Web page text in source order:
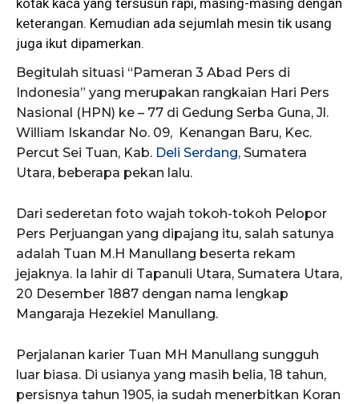
kotak kaca yang tersusun rapi, masing-masing dengan
keterangan. Kemudian ada sejumlah mesin tik usang
juga ikut dipamerkan.
Begitulah situasi “Pameran 3 Abad Pers di
Indonesia” yang merupakan rangkaian Hari Pers
Nasional (HPN) ke – 77 di Gedung Serba Guna, Jl.
William Iskandar No. 09, Kenangan Baru, Kec.
Percut Sei Tuan, Kab. Deli Serdang, Sumatera
Utara, beberapa pekan lalu.
Dari sederetan foto wajah tokoh-tokoh Pelopor
Pers Perjuangan yang dipajang itu, salah satunya
adalah Tuan M.H Manullang beserta rekam
jejaknya. Ia lahir di Tapanuli Utara, Sumatera Utara,
20 Desember 1887 dengan nama lengkap
Mangaraja Hezekiel Manullang.
Perjalanan karier Tuan MH Manullang sungguh
luar biasa. Di usianya yang masih belia, 18 tahun,
persisnya tahun 1905, ia sudah menerbitkan Koran